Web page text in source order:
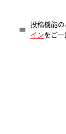
投稿機能
インをご一